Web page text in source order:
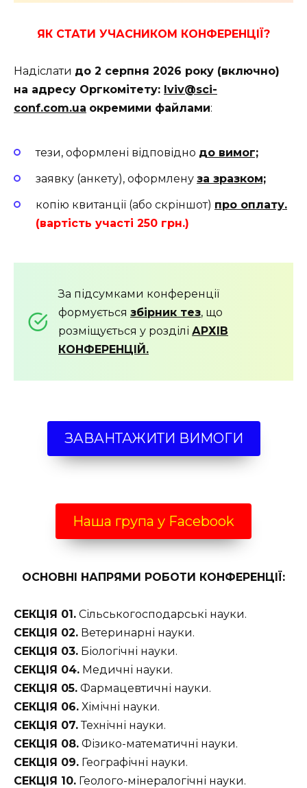
ЯК СТАТИ УЧАСНИКОМ КОНФЕРЕНЦІЇ?
Надіслати до 2 серпня 2026 року (включно)
на адресу Оргкомітету: lviv@sci-
conf.com.ua окремими файлами:
тези, оформлені відповідно до вимог;
заявку (анкету), оформлену за зразком;
копію квитанції (або скріншот) про оплату.
(вартість участі 250 грн.)
За підсумками конференції
формується збірник тез, що
розміщується у розділі АРХІВ
КОНФЕРЕНЦІЙ.
ЗАВАНТАЖИТИ ВИМОГИ
Наша група у Facebook
ОСНОВНІ НАПРЯМИ РОБОТИ КОНФЕРЕНЦІЇ:
СЕКЦІЯ 01. Сільськогосподарські науки.
СЕКЦІЯ 02. Ветеринарні науки.
СЕКЦІЯ 03. Біологічні науки.
СЕКЦІЯ 04. Медичні науки.
СЕКЦІЯ 05. Фармацевтичні науки.
СЕКЦІЯ 06. Хімічні науки.
СЕКЦІЯ 07.Технічні науки.
СЕКЦІЯ 08. Фізико-математичні науки.
СЕКЦІЯ 09. Географічні науки.
СЕКЦІЯ 10. Геолого-мінералогічні науки.